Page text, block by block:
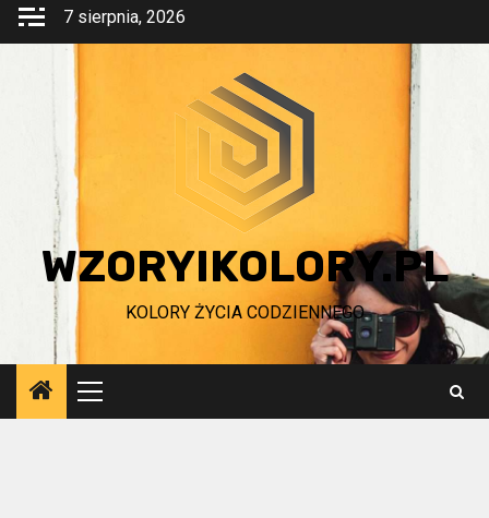
Przejdź
7 sierpnia, 2026
WZORYIKOLORY.PL
KOLORY ŻYCIA CODZIENNEGO
Menu
główne